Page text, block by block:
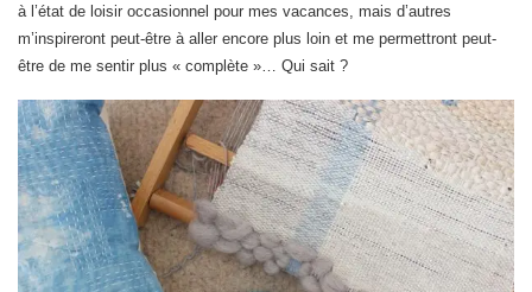
à l’état de loisir occasionnel pour mes vacances, mais d’autres
m’inspireront peut-être à aller encore plus loin et me permettront peut-
être de me sentir plus « complète »… Qui sait ?